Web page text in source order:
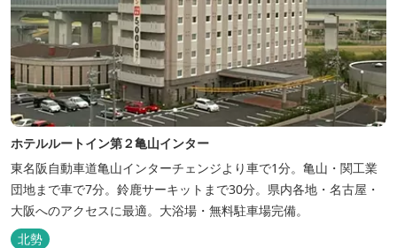
ホテルルートイン第２亀山インター
東名阪自動車道亀山インターチェンジより車で1分。亀山・関工業
団地まで車で7分。鈴鹿サーキットまで30分。県内各地・名古屋・
大阪へのアクセスに最適。大浴場・無料駐車場完備。
北勢